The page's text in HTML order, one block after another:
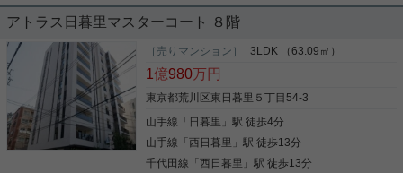
３００世帯を超えるビッグコミュニティ 管理体制が
良好で買い物も便利なマンションです。 都心へのア
クセスは複数駅利用可能で大変便利です。 室内もリ
ノベーション済で綺麗で使いやすい間取りです。 個
写真(9)
詳細を見る
アトラス日暮里マスターコート ８階
［売りマンション］ 3LDK （63.09㎡）
1億980万円
東京都荒川区東日暮里５丁目54-3
山手線 「 日暮里 」駅 徒歩4分
山手線 「西日暮里 」駅 徒歩13分
千代田線 「西日暮里 」駅 徒歩13分